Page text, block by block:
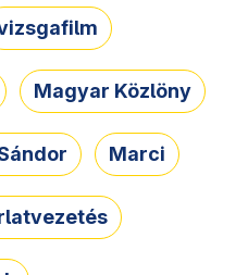
Magyar Közlöny
Marci